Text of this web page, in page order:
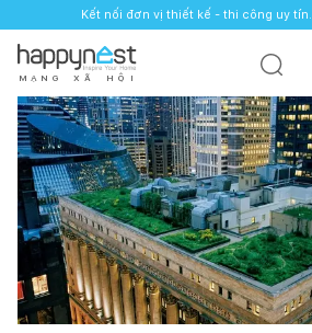
Kết nối đơn vị thiết kế - thi công uy tín.
M Ạ N G X Ã H Ộ I